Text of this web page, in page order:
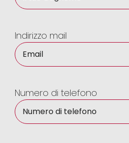
Indirizzo mail
Numero di telefono